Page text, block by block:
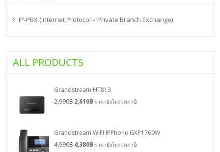
IP-PBX (Internet Protocol – Private Branch Exchange)
ALL PRODUCTS
Grandstream HT813
2,990฿ 2,610฿ ราคายังไม่รวมภาษี
Grandstream WIFI IPPhone GXP1760W
4,990฿ 4,380฿ ราคายังไม่รวมภาษี